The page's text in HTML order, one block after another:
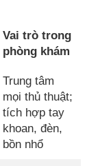
Vai trò trong
phòng khám
Trung tâm
mọi thủ thuật;
tích hợp tay
khoan, đèn,
bồn nhổ